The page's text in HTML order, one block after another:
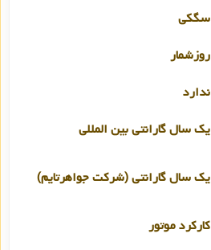
سگکی
روزشمار
ندارد
یک سال گارانتی بین المللی
یک سال گارانتی (شرکت جواهرتایم)
کارکرد موتور